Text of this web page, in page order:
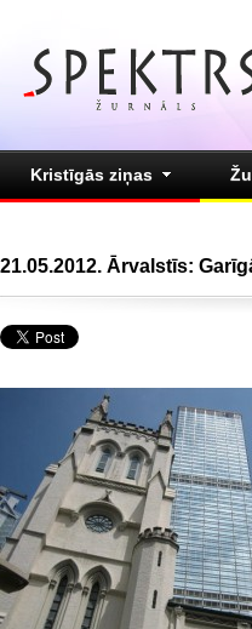
Kristīgās ziņas
21.05.2012. Ārvalstīs: